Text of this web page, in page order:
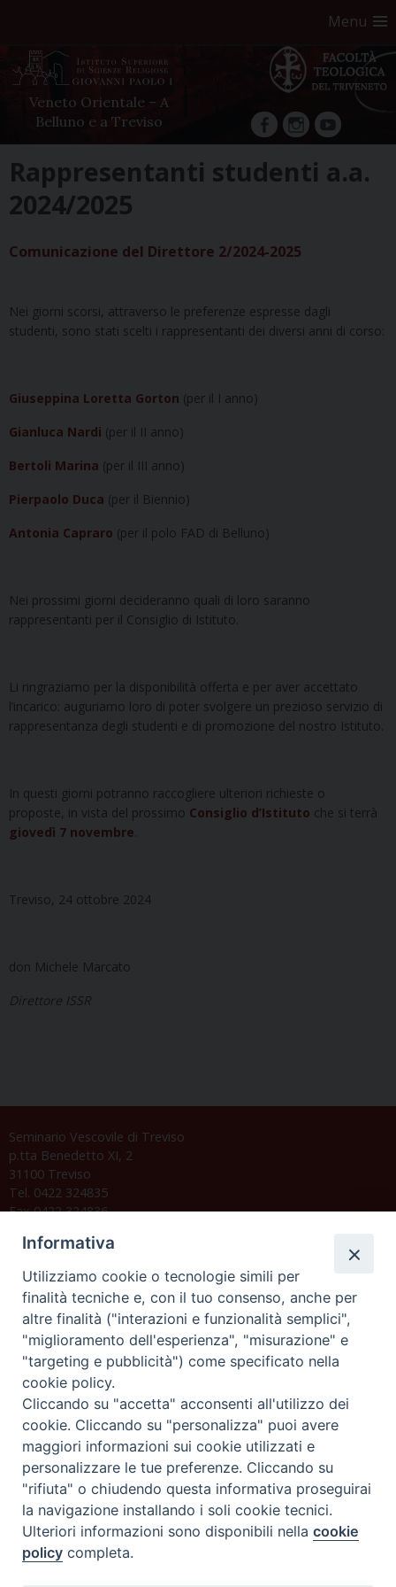
Menu
Veneto Orientale – A
Belluno e a Treviso
facebookInstagram
YouTube
content
Rappresentanti studenti a.a.
2024/2025
Comunicazione del Direttore 2/2024-2025
Nei giorni scorsi, attraverso le preferenze espresse dagli
studenti, sono stati scelti i rappresentanti dei diversi anni di corso:
Giuseppina Loretta Gorton (per il I anno)
Gianluca Nardi (per il II anno)
Bertoli Marina (per il III anno)
Pierpaolo Duca (per il Biennio)
Antonia Capraro (per il polo FAD di Belluno)
Nei prossimi giorni decideranno quali di loro saranno
rappresentanti per il Consiglio di Istituto.
Li ringraziamo per la disponibilità offerta e per aver accettato
l’incarico: auguriamo loro di poter svolgere un prezioso servizio di
rappresentanza degli studenti e di promozione del nostro Istituto.
In questi giorni potranno raccogliere ulteriori richieste o
proposte, in vista del prossimo Consiglio d’Istituto che si terrà
giovedì 7 novembre.
Treviso, 24 ottobre 2024
don Michele Marcato
Direttore ISSR
Seminario Vescovile di Treviso
p.tta Benedetto XI, 2
31100 Treviso
Tel. 0422 324835
Fax 0422 324836
C.F. 94004060268
Orario di segreteria
Lunedì 17.30-19.30
Martedì 17.30-19.30
Mercoledì 17.30-19.30
Giovedì 17.30-19.30
Venerdì chiuso
Sabato 9.30-11.30
Privacy e sicurezza
Informativa
Utilizziamo cookie o tecnologie simili per
finalità tecniche e, con il tuo consenso, anche per
altre finalità ("interazioni e funzionalità semplici",
"miglioramento dell'esperienza", "misurazione" e
"targeting e pubblicità") come specificato nella
cookie policy.
Cliccando su "accetta" acconsenti all'utilizzo dei
cookie. Cliccando su "personalizza" puoi avere
maggiori informazioni sui cookie utilizzati e
personalizzare le tue preferenze. Cliccando su
"rifiuta" o chiudendo questa informativa proseguirai
la navigazione installando i soli cookie tecnici.
Ulteriori informazioni sono disponibili nellacookie
policy completa.